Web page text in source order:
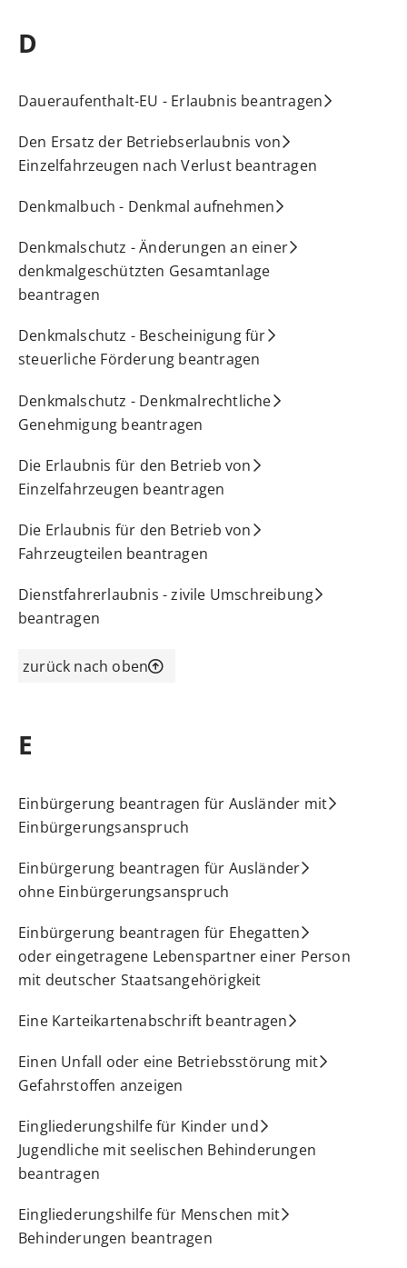
D
Daueraufenthalt-EU - Erlaubnis beantragen
Den Ersatz der Betriebserlaubnis von
Einzelfahrzeugen nach Verlust beantragen
Denkmalbuch - Denkmal aufnehmen
Denkmalschutz - Änderungen an einer
denkmalgeschützten Gesamtanlage
beantragen
Denkmalschutz - Bescheinigung für
steuerliche Förderung beantragen
Denkmalschutz - Denkmalrechtliche
Genehmigung beantragen
Die Erlaubnis für den Betrieb von
Einzelfahrzeugen beantragen
Die Erlaubnis für den Betrieb von
Fahrzeugteilen beantragen
Dienstfahrerlaubnis - zivile Umschreibung
beantragen
zurück nach oben
E
Einbürgerung beantragen für Ausländer mit
Einbürgerungsanspruch
Einbürgerung beantragen für Ausländer
ohne Einbürgerungsanspruch
Einbürgerung beantragen für Ehegatten
oder eingetragene Lebenspartner einer Person
mit deutscher Staatsangehörigkeit
Eine Karteikartenabschrift beantragen
Einen Unfall oder eine Betriebsstörung mit
Gefahrstoffen anzeigen
Eingliederungshilfe für Kinder und
Jugendliche mit seelischen Behinderungen
beantragen
Eingliederungshilfe für Menschen mit
Behinderungen beantragen